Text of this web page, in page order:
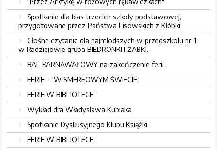
"Przez Arktykę w różowych rękawiczkach"
Spotkanie dla klas trzecich szkoły podstawowej,
przygotowane przez Państwa Lisowskich z Kłóbki.
Głośne czytanie dla najmłodszych w przedszkolu nr 1
w Radziejowie grupa BIEDRONKI I ŻABKI.
BAL KARNAWAŁOWY na zakończenie ferii
FERIE - "W SMERFOWYM ŚWIECIE"
FERIE W BIBLIOTECE
Wykład dra Władysława Kubiaka
Spotkanie Dyskusyjnego Klubu Książki.
FERIE W BIBLIOTECE